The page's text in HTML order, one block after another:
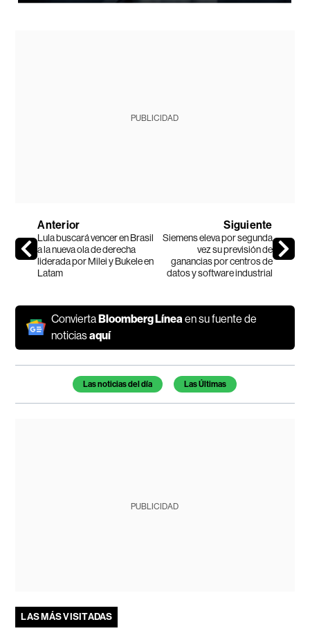
PUBLICIDAD
Anterior
Lula buscará vencer en Brasil
a la nueva ola de derecha
liderada por Milei y Bukele en
Latam
Siguiente
Siemens eleva por segunda
vez su previsión de
ganancias por centros de
datos y software industrial
ConviertaBloomberg Línea en su fuente de
noticiasaquí
Temas de este artículo
Las noticias del día Las Últimas
PUBLICIDAD
LAS MÁS VISITADAS